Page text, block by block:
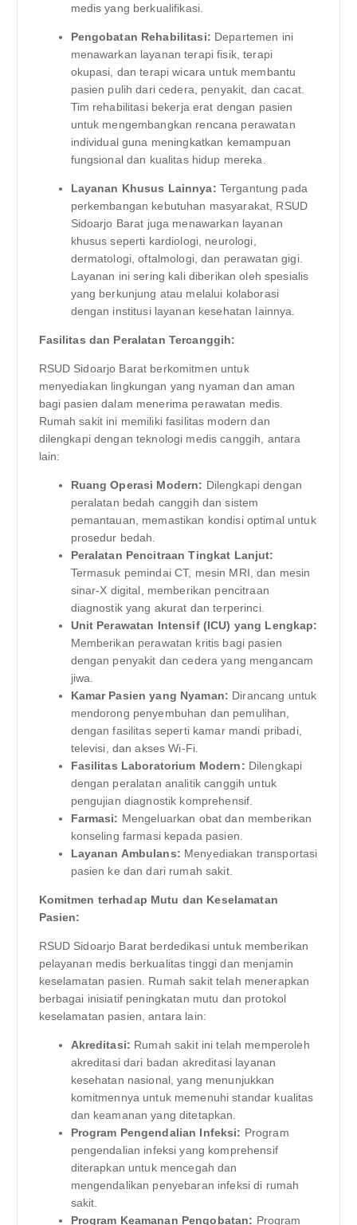
medis yang berkualifikasi.
Pengobatan Rehabilitasi: Departemen ini
menawarkan layanan terapi fisik, terapi
okupasi, dan terapi wicara untuk membantu
pasien pulih dari cedera, penyakit, dan cacat.
Tim rehabilitasi bekerja erat dengan pasien
untuk mengembangkan rencana perawatan
individual guna meningkatkan kemampuan
fungsional dan kualitas hidup mereka.
Layanan Khusus Lainnya: Tergantung pada
perkembangan kebutuhan masyarakat, RSUD
Sidoarjo Barat juga menawarkan layanan
khusus seperti kardiologi, neurologi,
dermatologi, oftalmologi, dan perawatan gigi.
Layanan ini sering kali diberikan oleh spesialis
yang berkunjung atau melalui kolaborasi
dengan institusi layanan kesehatan lainnya.
Fasilitas dan Peralatan Tercanggih:
RSUD Sidoarjo Barat berkomitmen untuk
menyediakan lingkungan yang nyaman dan aman
bagi pasien dalam menerima perawatan medis.
Rumah sakit ini memiliki fasilitas modern dan
dilengkapi dengan teknologi medis canggih, antara
lain:
Ruang Operasi Modern: Dilengkapi dengan
peralatan bedah canggih dan sistem
pemantauan, memastikan kondisi optimal untuk
prosedur bedah.
Peralatan Pencitraan Tingkat Lanjut:
Termasuk pemindai CT, mesin MRI, dan mesin
sinar-X digital, memberikan pencitraan
diagnostik yang akurat dan terperinci.
Unit Perawatan Intensif (ICU) yang Lengkap:
Memberikan perawatan kritis bagi pasien
dengan penyakit dan cedera yang mengancam
jiwa.
Kamar Pasien yang Nyaman: Dirancang untuk
mendorong penyembuhan dan pemulihan,
dengan fasilitas seperti kamar mandi pribadi,
televisi, dan akses Wi-Fi.
Fasilitas Laboratorium Modern: Dilengkapi
dengan peralatan analitik canggih untuk
pengujian diagnostik komprehensif.
Farmasi: Mengeluarkan obat dan memberikan
konseling farmasi kepada pasien.
Layanan Ambulans: Menyediakan transportasi
pasien ke dan dari rumah sakit.
Komitmen terhadap Mutu dan Keselamatan
Pasien:
RSUD Sidoarjo Barat berdedikasi untuk memberikan
pelayanan medis berkualitas tinggi dan menjamin
keselamatan pasien. Rumah sakit telah menerapkan
berbagai inisiatif peningkatan mutu dan protokol
keselamatan pasien, antara lain:
Akreditasi: Rumah sakit ini telah memperoleh
akreditasi dari badan akreditasi layanan
kesehatan nasional, yang menunjukkan
komitmennya untuk memenuhi standar kualitas
dan keamanan yang ditetapkan.
Program Pengendalian Infeksi: Program
pengendalian infeksi yang komprehensif
diterapkan untuk mencegah dan
mengendalikan penyebaran infeksi di rumah
sakit.
Program Keamanan Pengobatan: Program